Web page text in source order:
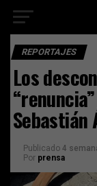
REPORTAJES
Los
Sebastián
Publicado 4
Por prensa